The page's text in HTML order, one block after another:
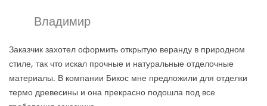
Владимир
Заказчик захотел оформить открытую веранду в природном
стиле, так что искал прочные и натуральные отделочные
материалы. В компании Бикос мне предложили для отделки
термо древесины и она прекрасно подошла под все